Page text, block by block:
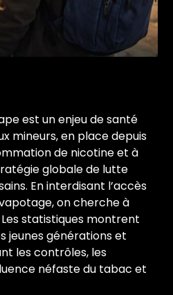
est un enjeu de santé
mineurs, en place depuis
de nicotine et à
globale de lutte
En interdisant l’accès
on cherche à
statistiques montrent
jeunes générations et
les contrôles, les
néfaste du tabac et